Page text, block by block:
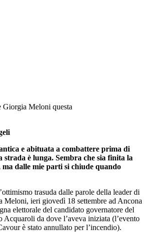
Giorgia Meloni questa
e abituata a combattere prima di
è lunga. Sembra che sia finita la
ma dalle mie parti si chiude quando
trasuda dalle parole della leader di
Meloni, ieri giovedì 18 settembre ad Ancona
elettorale del candidato governatore del
Acquaroli da dove l’aveva iniziata (l’evento
è stato annullato per l’incendio).